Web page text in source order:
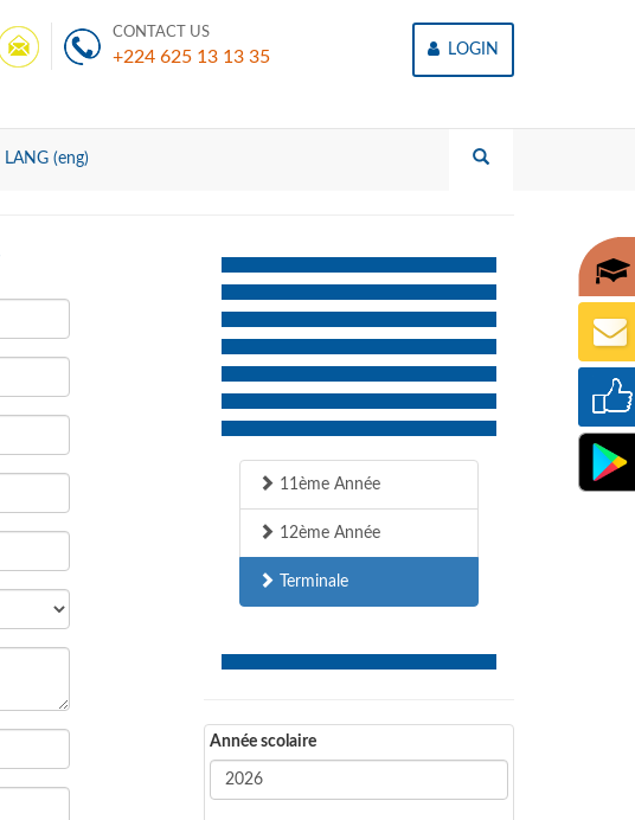
CONTACT US
+224 625 13 13 35 LOGIN
LANG (eng)
11ème Année
12ème Année
Terminale
Année scolaire